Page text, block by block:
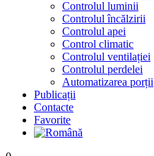
Controlul luminii
Controlul încălzirii
Controlul apei
Control climatic
Controlul ventilației
Сontrolul perdelei
Automatizarea porții
Publicații
Contacte
Favorite